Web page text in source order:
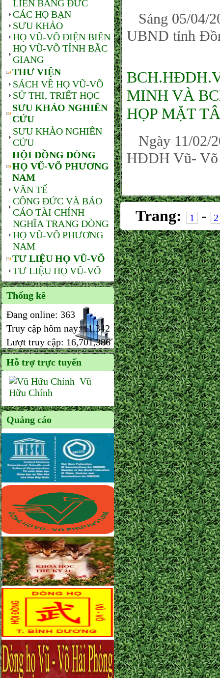
LIÊN BANG ĐỨC
CÁC HỌ BẠN
SƯU KHẢO
HỌ VŨ-VÕ ĐIỆN BIÊN
HỌ VŨ-VÕ TỈNH BẮC
GIANG
THƯ VIỆN
SÁCH VỀ HỌ VŨ-VÕ
SỬ THI, TRIẾT HỌC
SƯU KHẢO NGHIÊN
CỨU
SƯU KHẢO NGHIÊN
CỨU
HỘI ĐỒNG DÒNG
HỌ VŨ-VÕ PHƯƠNG
NAM
VĂN TẾ
CÔNG ĐỨC VÀ BÁO
CÁO TÀI CHÍNH
NGHĨA TRANG DÒNG
HỌ VŨ-VÕ PHƯƠNG
NAM
TƯ LIỆU HỌ VŨ-VÕ
TƯ LIỆU HỌ VŨ-VÕ
Thống kê
Đang online: 363
Truy cập hôm nay:11,342
Lượt truy cập: 16,701,386
Hỗ trợ trực tuyến
Vũ
Hữu Chính
Quảng cáo
Sáng 05/04/
UBND tỉnh
MINH VÀ
HỌP MẶT
Ngày 11/02/
HĐDH Vũ- Võ
Trang: 1 - 2